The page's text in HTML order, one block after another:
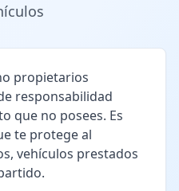
propietarios
responsabilidad
que no posees. Es
te protege al
vehículos prestados